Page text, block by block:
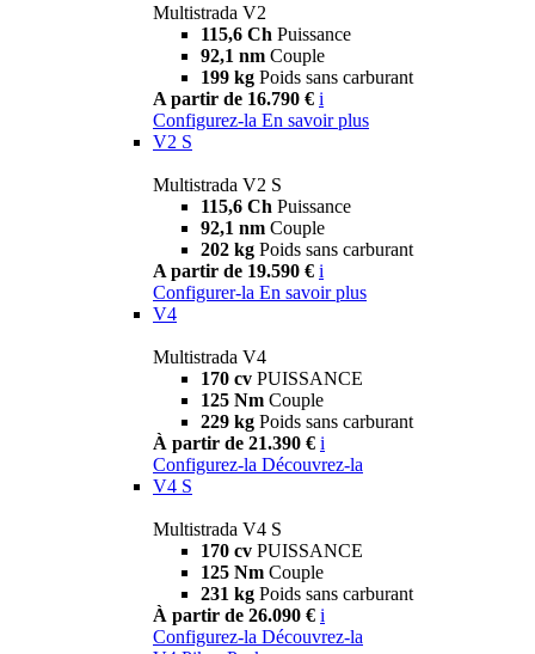
Multistrada V2
115,6 Ch Puissance
92,1 nm Couple
199 kg Poids sans carburant
A partir de 16.790 € i
Configurez-la En savoir plus
V2 S
Multistrada V2 S
115,6 Ch Puissance
92,1 nm Couple
202 kg Poids sans carburant
A partir de 19.590 € i
Configurer-la En savoir plus
V4
Multistrada V4
170 cv PUISSANCE
125 Nm Couple
229 kg Poids sans carburant
À partir de 21.390 € i
Configurez-la Découvrez-la
V4 S
Multistrada V4 S
170 cv PUISSANCE
125 Nm Couple
231 kg Poids sans carburant
À partir de 26.090 € i
Configurez-la Découvrez-la